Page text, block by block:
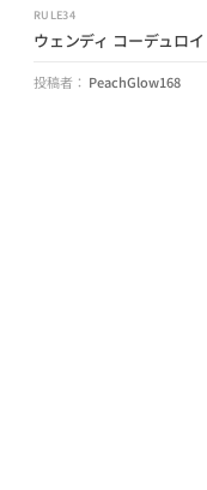
RULE34
投稿者： PeachGlow168